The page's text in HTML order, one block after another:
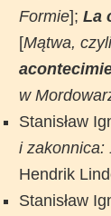
Formie]; La
[Mątwa,
w
Stanisław
i zakonnica:
Hendrik
Stanisław